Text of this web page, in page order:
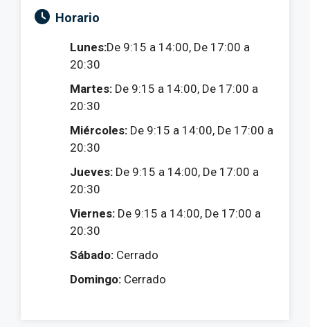
Horario
Lunes:De 9:15 a 14:00, De 17:00 a
20:30
Martes: De 9:15 a 14:00, De 17:00 a
20:30
Miércoles: De 9:15 a 14:00, De 17:00 a
20:30
Jueves: De 9:15 a 14:00, De 17:00 a
20:30
Viernes: De 9:15 a 14:00, De 17:00 a
20:30
Sábado: Cerrado
Domingo: Cerrado